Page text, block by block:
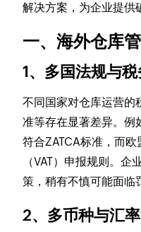
解决方案，为企业提供
一、海外仓库
1、 多国法规与
不同国家对仓库运营的
准等存在显著差异。例
符合ZATCA标准，而
（VAT）申报规则。
策，稍有不慎可能面临
2、 多币种与汇